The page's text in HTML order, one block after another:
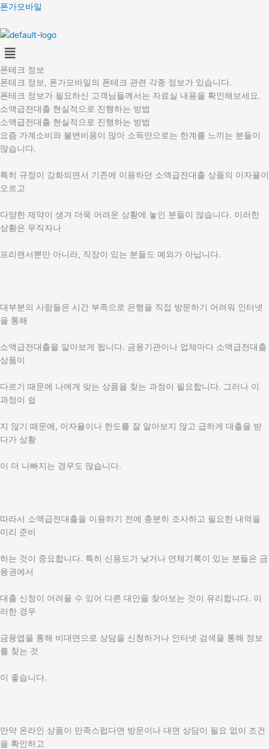
콘
츠
로
건
너
뛰
기
폰가모바일
Menu
폰테크 정보
폰테크 정보, 폰가모바일의 폰테크 관련 각종 정보가 있습니다.
폰테크 정보가 필요하신 고객님들께서는 자료실 내용을 확인해보세요.
소액급전대출 현실적으로 진행하는 방법
소액급전대출 현실적으로 진행하는 방법
요즘 가계소비와 불변비용이 많아 소득만으로는 한계를 느끼는 분들이
많습니다.
특히 규정이 강화되면서 기존에 이용하던 소액급전대출 상품의 이자율이
오르고
다양한 제약이 생겨 더욱 어려운 상황에 놓인 분들이 많습니다. 이러한
상황은 무직자나
프리랜서뿐만 아니라, 직장이 있는 분들도 예외가 아닙니다.
대부분의 사람들은 시간 부족으로 은행을 직접 방문하기 어려워 인터넷
을 통해
소액급전대출을 알아보게 됩니다. 금융기관이나 업체마다 소액급전대출
상품이
다르기 때문에 나에게 맞는 상품을 찾는 과정이 필요합니다. 그러나 이
과정이 쉽
지 않기 때문에, 이자율이나 한도를 잘 알아보지 않고 급하게 대출을 받
다가 상황
이 더 나빠지는 경우도 많습니다.
따라서 소액급전대출을 이용하기 전에 충분히 조사하고 필요한 내역을
미리 준비
하는 것이 중요합니다. 특히 신용도가 낮거나 연체기록이 있는 분들은 금
융권에서
대출 신청이 어려울 수 있어 다른 대안을 찾아보는 것이 유리합니다. 이
러한 경우
금융앱을 통해 비대면으로 상담을 신청하거나 인터넷 검색을 통해 정보
를 찾는 것
이 좋습니다.
만약 온라인 상품이 만족스럽다면 방문이나 대면 상담이 필요 없이 조건
을 확인하고